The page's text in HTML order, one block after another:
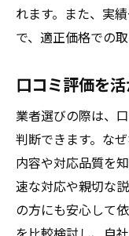
れます。また、実
で、適正価格での
口コミ評価を
業者選びの際は、
判断できます。な
内容や対応品質を
速な対応や親切な
の方にも安心して